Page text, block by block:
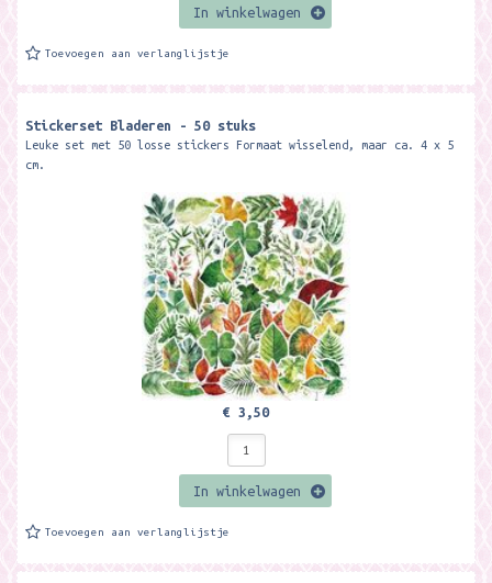
In winkelwagen
Toevoegen aan verlanglijstje
Stickerset Bladeren - 50 stuks
Leuke set met 50 losse stickers Formaat wisselend, maar ca. 4 x 5
cm.
€ 3,50
In winkelwagen
Toevoegen aan verlanglijstje